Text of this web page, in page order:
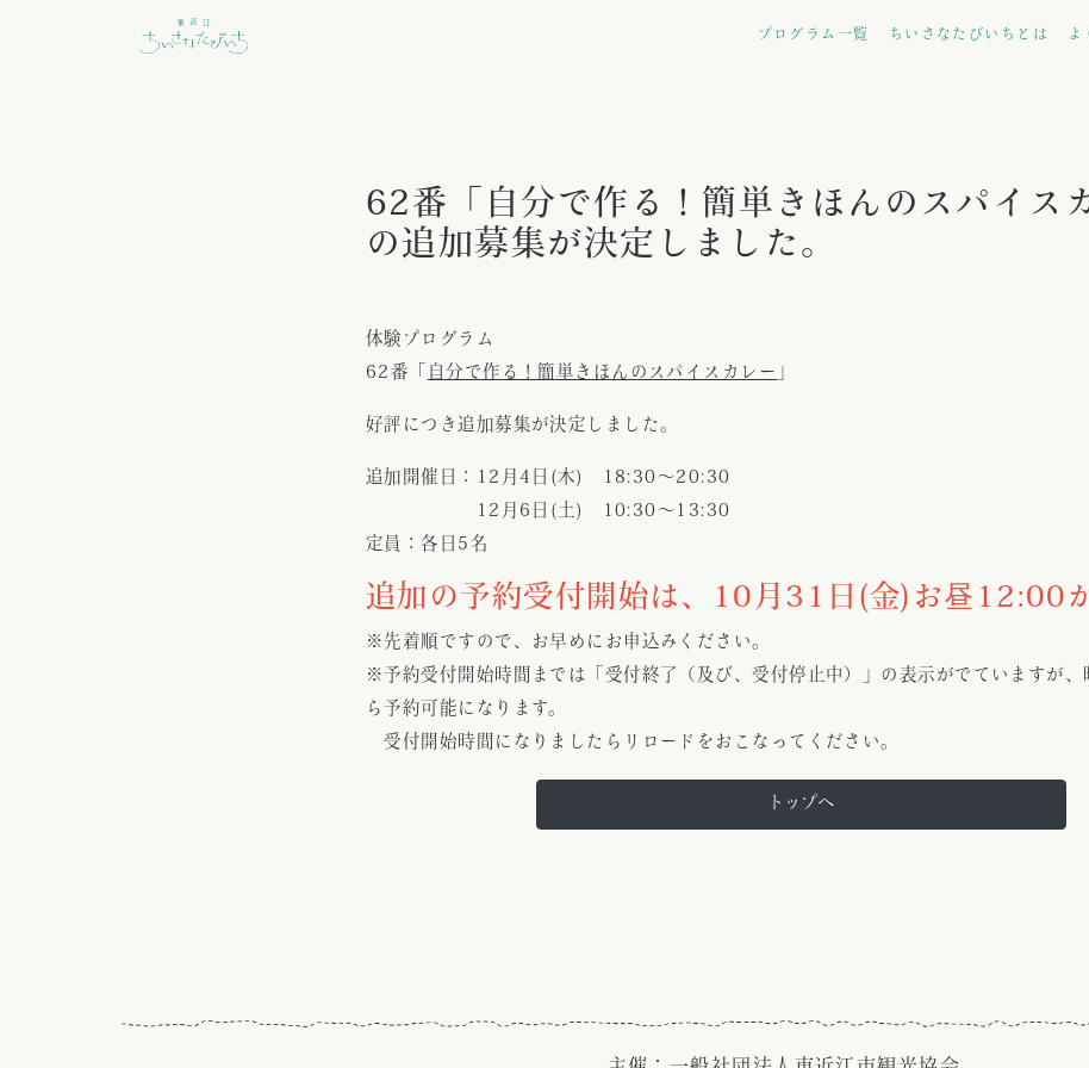
プログラム一覧 ちいさなたびいちとは よ
62番「自分で作る！簡単きほんのスパイス
の追加募集が決定しました。
体験プログラム
62番「 自分で作る！簡単きほんのスパイスカレー
好評につき追加募集が決定しました。
追加開催日：12月4日(木) 18:30～20:30
12月6日(土) 10:30～13:30
定員：各日5名
追加の予約受付開始は、10月31日(金)お昼12:00
※先着順ですので、お早めにお申込みください。
※予約受付開始時間までは「受付終了（及び、受付停止中）」の表示がでていますが、
ら予約可能になります。
受付開始時間になりましたらリロードをおこなってください。
トップへ